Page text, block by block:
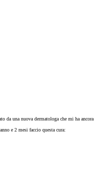
da una nuova dermatologa che mi ha ancora
e 2 mesi faccio questa cura: